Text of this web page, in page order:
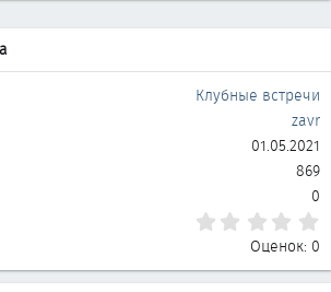
Клубные встречи
zavr
01.05.2021
869
0
Оценок: 0